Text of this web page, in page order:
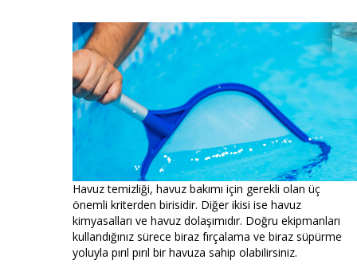
Havuz temizliği, havuz bakımı için gerekli olan üç
önemli kriterden birisidir. Diğer ikisi ise havuz
kimyasalları ve havuz dolaşımıdır. Doğru ekipmanları
kullandığınız sürece biraz fırçalama ve biraz süpürme
yoluyla pırıl pırıl bir havuza sahip olabilirsiniz.